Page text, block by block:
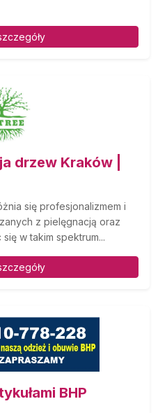
drzew Kraków |
się profesjonalizmem i
z pielęgnacją oraz
w takim spektrum...
BHP